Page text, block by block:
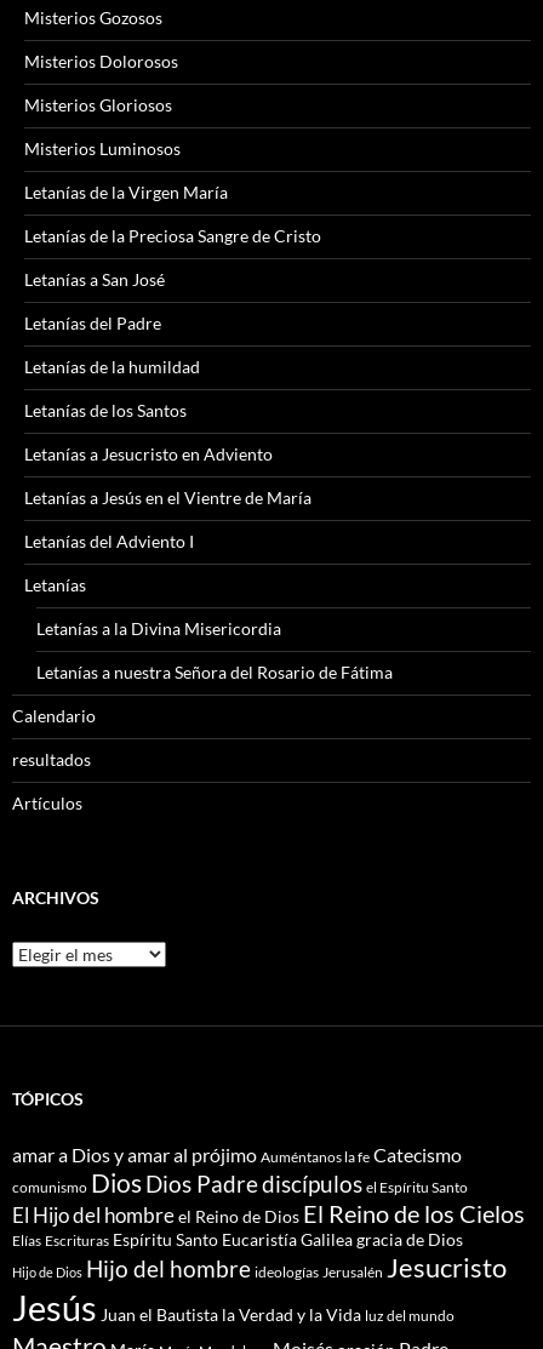
Misterios Gozosos
Misterios Dolorosos
Misterios Gloriosos
Misterios Luminosos
Letanías de la Virgen María
Letanías de la Preciosa Sangre de Cristo
Letanías a San José
Letanías del Padre
Letanías de la humildad
Letanías de los Santos
Letanías a Jesucristo en Adviento
Letanías a Jesús en el Vientre de María
Letanías del Adviento I
Letanías
Letanías a la Divina Misericordia
Letanías a nuestra Señora del Rosario de Fátima
Calendario
resultados
Artículos
ARCHIVOS
Archivos
TÓPICOS
amar a Dios y amar al prójimo Auméntanos la fe Catecismo
comunismo DiosDios Padrediscípulos el Espíritu Santo
El Hijo del hombreel Reino de Dios El Reino de los Cielos
Elías Escrituras Espíritu Santo EucaristíaGalileagracia de Dios
Hijo de Dios Hijo del hombre ideologías Jerusalén Jesucristo
Jesús Juan el Bautista la Verdad y la Vida luz del mundo